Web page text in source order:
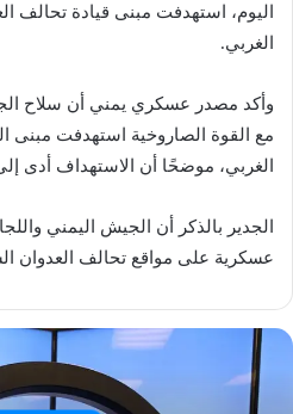
اليوم، استهدفت مبنى قيادة تحالف
الغربي.
وأكد مصدر عسكري يمني أن سلاح
مع القوة الصاروخية استهدفت مبنى
الغربي، موضحًا أن الاستهداف أدى
الجدير بالذكر أن الجيش اليمني
عسكرية على مواقع تحالف العدوان